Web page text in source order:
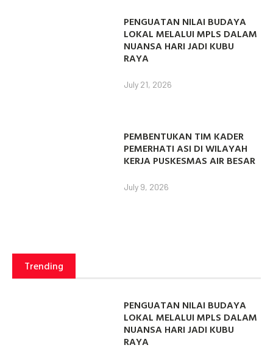
PENGUATAN NILAI BUDAYA
LOKAL MELALUI MPLS DALAM
NUANSA HARI JADI KUBU
RAYA
July 21, 2026
PEMBENTUKAN TIM KADER
PEMERHATI ASI DI WILAYAH
KERJA PUSKESMAS AIR BESAR
July 9, 2026
Trending
PENGUATAN NILAI BUDAYA
LOKAL MELALUI MPLS DALAM
NUANSA HARI JADI KUBU
RAYA